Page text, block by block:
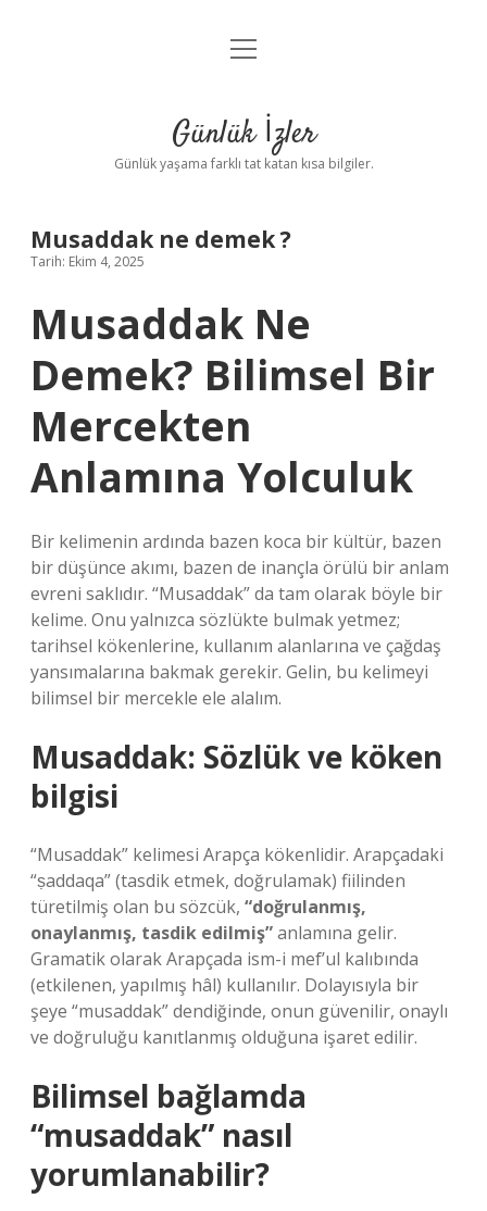
Anasayfa
Yasal Uyarı
menüyü
Günlük İzler
Günlük yaşama farklı tat katan kısa bilgiler.
Musaddak ne demek ?
Tarih: Ekim 4, 2025
Musaddak Ne
Demek? Bilimsel Bir
Mercekten
Anlamına Yolculuk
Bir kelimenin ardında bazen koca bir kültür, bazen
bir düşünce akımı, bazen de inançla örülü bir anlam
evreni saklıdır. “Musaddak” da tam olarak böyle bir
kelime. Onu yalnızca sözlükte bulmak yetmez;
tarihsel kökenlerine, kullanım alanlarına ve çağdaş
yansımalarına bakmak gerekir. Gelin, bu kelimeyi
bilimsel bir mercekle ele alalım.
Musaddak: Sözlük ve köken
bilgisi
“Musaddak” kelimesi Arapça kökenlidir. Arapçadaki
“ṣaddaqa” (tasdik etmek, doğrulamak) fiilinden
türetilmiş olan bu sözcük, “doğrulanmış,
onaylanmış, tasdik edilmiş”anlamına gelir.
Gramatik olarak Arapçada ism-i mef’ul kalıbında
(etkilenen, yapılmış hâl) kullanılır. Dolayısıyla bir
şeye “musaddak” dendiğinde, onun güvenilir, onaylı
ve doğruluğu kanıtlanmış olduğuna işaret edilir.
Bilimsel bağlamda
“musaddak” nasıl
yorumlanabilir?